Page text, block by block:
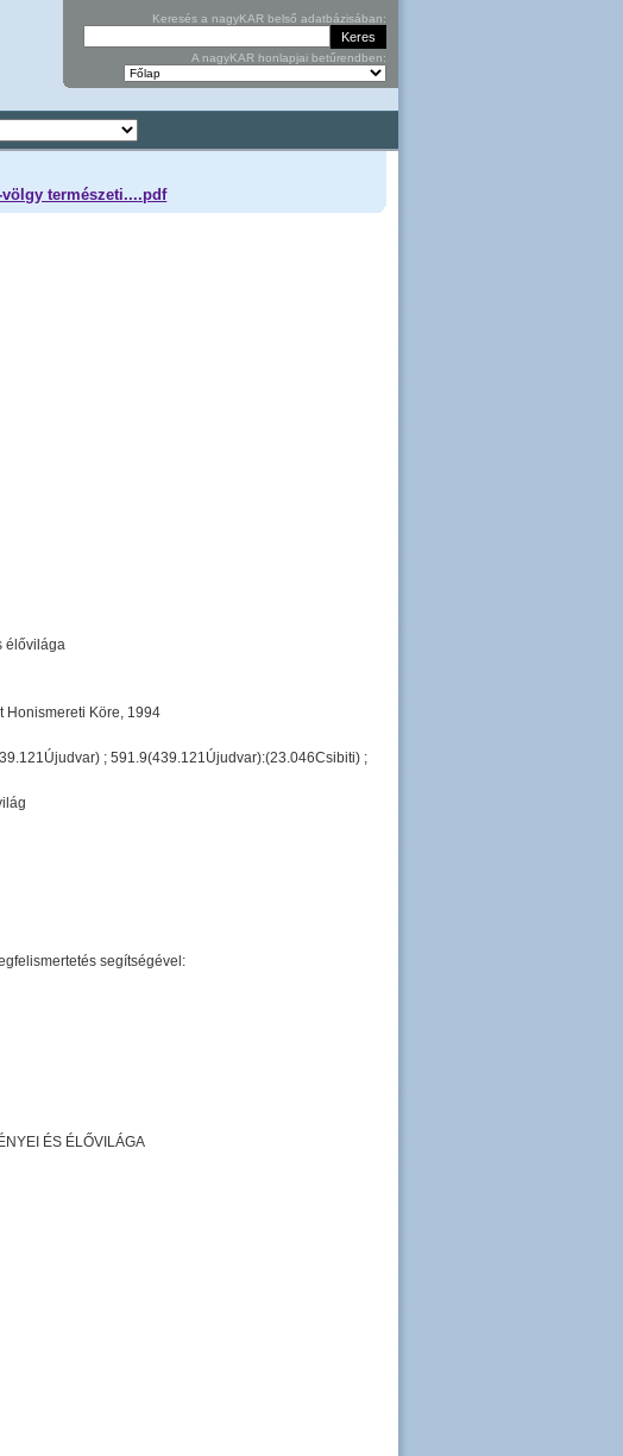
Keresés a nagyKAR belső adatbázisában:
A nagyKAR honlapjai betűrendben:
természeti....pdf
élővilága
Honismereti Köre, 1994
; 591.9(439.121Újudvar):(23.046Csibiti) ;
segítségével:
ÉS ÉLŐVILÁGA